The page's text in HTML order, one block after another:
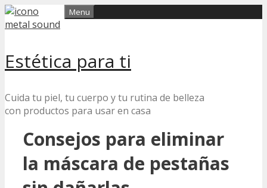
Skip
to
Estética para ti
Cuida tu piel, tu cuerpo y tu rutina de belleza
con productos para usar en casa
Menu
Consejos para eliminar
la máscara de pestañas